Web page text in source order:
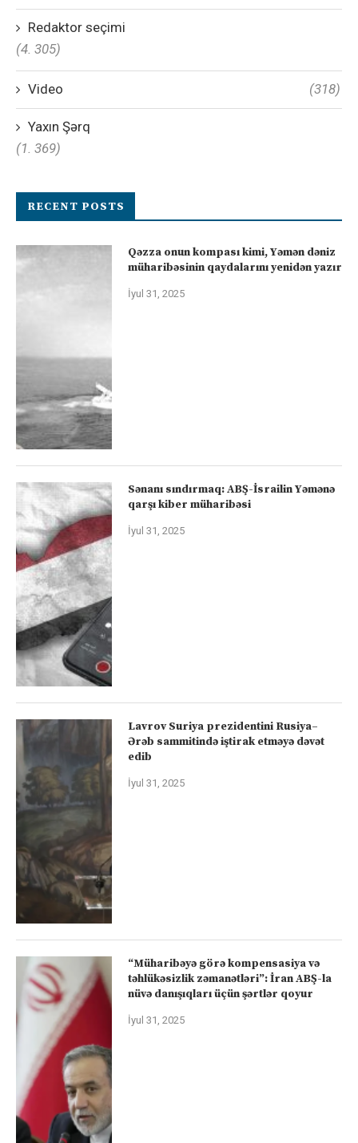
Redaktor seçimi
(4. 305)
Video (318)
Yaxın Şərq
(1. 369)
RECENT POSTS
Qəzza onun kompası kimi, Yəmən dəniz
müharibəsinin qaydalarını yenidən yazır
İyul 31, 2025
Sənanı sındırmaq: ABŞ-İsrailin Yəmənə
qarşı kiber müharibəsi
İyul 31, 2025
Lavrov Suriya prezidentini Rusiya–
Ərəb sammitində iştirak etməyə dəvət
edib
İyul 31, 2025
“Müharibəyə görə kompensasiya və
təhlükəsizlik zəmanətləri”: İran ABŞ-la
nüvə danışıqları üçün şərtlər qoyur
İyul 31, 2025